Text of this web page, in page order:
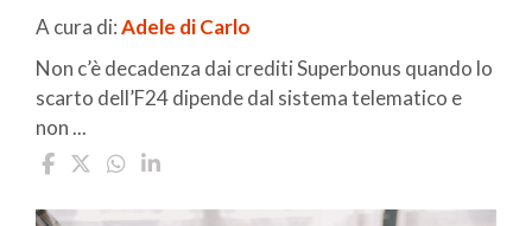
A cura di:Adele di Carlo
Non c’è decadenza dai crediti Superbonus quando lo
scarto dell’F24 dipende dal sistema telematico e
non ...